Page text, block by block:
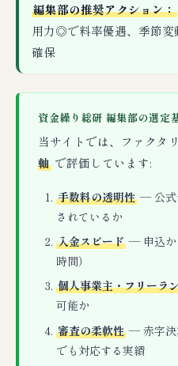
編集部の推奨アクション：
用力◎で料率優遇、季節変
確保
資金繰り総研 編集部の選定
当サイトでは、ファクタ
軸 で評価しています:
手数料の透明性— 公式
されているか
入金スピード— 申込か
時間）
個人事業主・フリーラ
可能か
審査の柔軟性— 赤字決
でも対応する実績